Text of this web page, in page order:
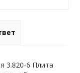
3.820-6 Плита